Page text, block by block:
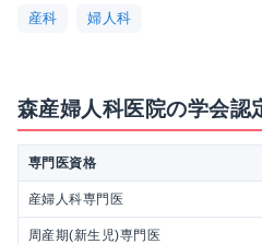
産科 婦人科
森産婦人科医院の学会認
専門医資格
産婦人科専門医
周産期(新生児)専門医